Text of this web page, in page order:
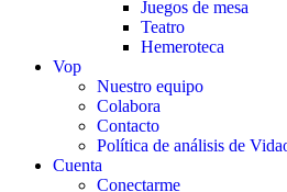
Juegos de mesa
Teatro
Hemeroteca
Vop
Nuestro equipo
Colabora
Contacto
Política de análisis de
Cuenta
Conectarme